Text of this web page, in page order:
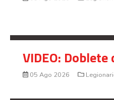
VIDEO:
05 Ago 2026